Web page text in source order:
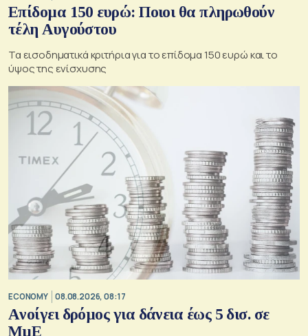
Επίδομα 150 ευρώ: Ποιοι θα πληρωθούν
τέλη Αυγούστου
Τα εισοδηματικά κριτήρια για το επίδομα 150 ευρώ και το
ύψος της ενίσχυσης
ECONOMY 08.08.2026, 08:17
Aνοίγει δρόμος για δάνεια έως 5 δισ. σε
ΜμΕ